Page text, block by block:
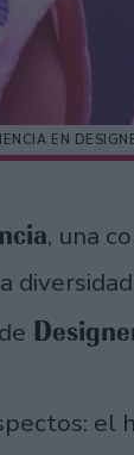
EN
, una
el